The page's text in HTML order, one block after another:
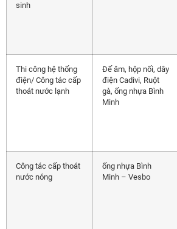
sinh
Thi công hệ thống
điện/ Công tác cấp
thoát nước lạnh
Đế âm, hộp nối, dây
điện Cadivi, Ruột
gà, ống nhựa Bình
Minh
Công tác cấp thoát
nước nóng
ống nhựa Bình
Minh – Vesbo